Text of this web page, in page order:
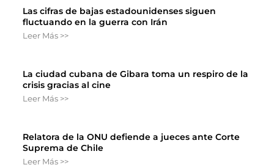
Las cifras de bajas estadounidenses siguen
fluctuando en la guerra con Irán
Leer Más >>
La ciudad cubana de Gibara toma un respiro de la
crisis gracias al cine
Leer Más >>
Relatora de la ONU defiende a jueces ante Corte
Suprema de Chile
Leer Más >>